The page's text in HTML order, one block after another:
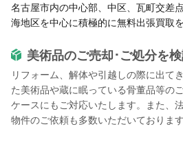
名古屋市内の中心部、中区、瓦町交差
海地区を中心に積極的に無料出張買取
美術品のご売却･ご処分を
リフォーム、解体や引越しの際に出て
た美術品や蔵に眠っている骨董品等の
ケースにもご対応いたします。また、
物件のご依頼も多数いただいております